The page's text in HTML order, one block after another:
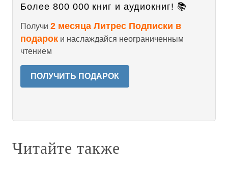
Более 800 000 книг и аудиокниг! 📚
Получи 2 месяца Литрес Подписки в
подарок и наслаждайся неограниченным
чтением
ПОЛУЧИТЬ ПОДАРОК
Читайте также